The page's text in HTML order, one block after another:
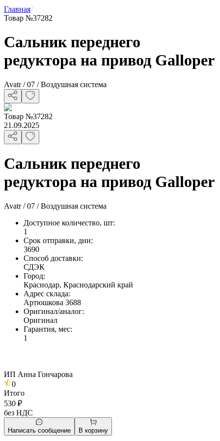
Главная
Товар №37282
Сальник переднего
редуктора на привод Galloper
Avatr / 07 / Воздушная система
Товар №37282
21.09.2025
Сальник переднего
редуктора на привод Galloper
Avatr / 07 / Воздушная система
Доступное количество, шт:
1
Срок отправки, дни:
3690
Способ доставки:
СДЭК
Город:
Краснодар, Краснодарский край
Адрес склада:
Артюшкова 3688
Оригинал/аналог:
Оригинал
Гарантия, мес:
1
ИП Анна Гончарова
0
Итого
530 ₽
без НДС
Написать сообщение В корзину